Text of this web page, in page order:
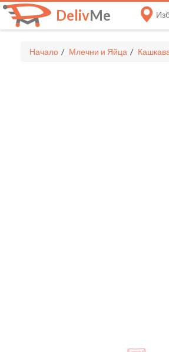
DelivMe
Начало Млечни и Яйца